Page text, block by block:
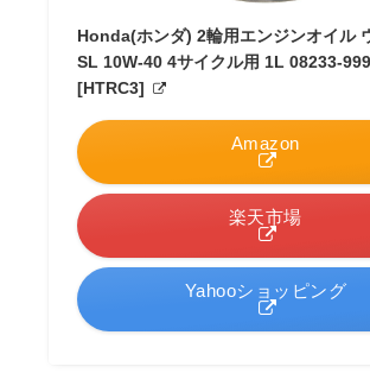
Honda(ホンダ) 2輪用エンジンオイル
SL 10W-40 4サイクル用 1L 08233-
[HTRC3]
Amazon
楽天市場
Yahooショッピング